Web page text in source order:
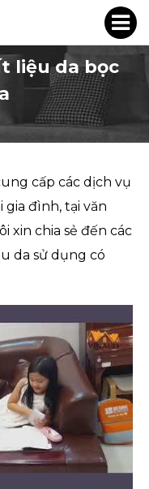
liệu da bọc
cấp các dịch vụ
gia đình, tại văn
xin chia sẻ đến các
da sử dụng có